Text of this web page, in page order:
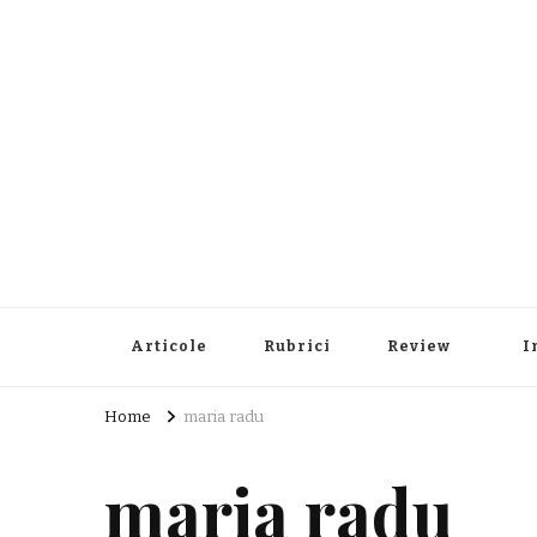
Articole Rubrici Review
Home maria radu
maria radu